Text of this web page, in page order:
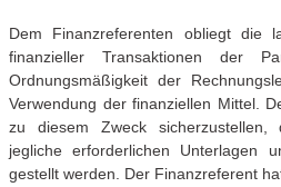
Dem Finanzreferenten obliegt die
finanzieller Transaktionen der
Ordnungsmäßigkeit der
Verwendung der finanziellen Mittel.
zu diesem Zweck sicherzustellen,
jegliche erforderlichen Unterlagen
gestellt werden. Der Finanzreferent